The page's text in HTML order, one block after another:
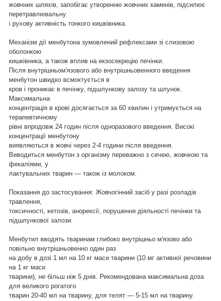
жовчних шляхів, запобігає утворенню жовчних каменів, підсилює
перетравлювальну
і рухову активність тонкого кишківника.
Механізм дії менбутона зумовлений рефлексами зі слизовою
оболонкою
кишківника, а також вплив на екзосекрецію печінки.
Після внутрішньом'язового або внутрішньовенного введення
менбутон швидко всмоктується в
кров і проникає в печінку, підшлункову залозу та шлунок.
Максимальна
концентрація в крові досягається за 60 хвилин і утримується на
терапевтичному
рівні впродовж 24 годин після одноразового введення. Високі
концентрації менбутону
виявляються в жовчі через 2-4 години після введення.
Виводиться менбутон з організму переважно з сечею, жовчкою та
фекаліями, у
лактувальних тварин — також із молоком.
Показання до застосування: Жовчогінний засіб у разі розладів
травлення,
токсичності, кетозів, анорексії, порушення діяльності печінки та
підшлункової залози.
Менбутил вводять тваринам глибоко внутрішньо м'язово або
повільно внутрішньовенно один раз
на добу в дозі 1 мл на 10 кг маси тварини (10 мг активної речовини
на 1 кг маси
тварини), не більш ніж 5 днів. Рекомендована максимальна доза
для великого рогатого
тварин 20-40 мл на тварину, для телят — 5-15 мл на тварину.